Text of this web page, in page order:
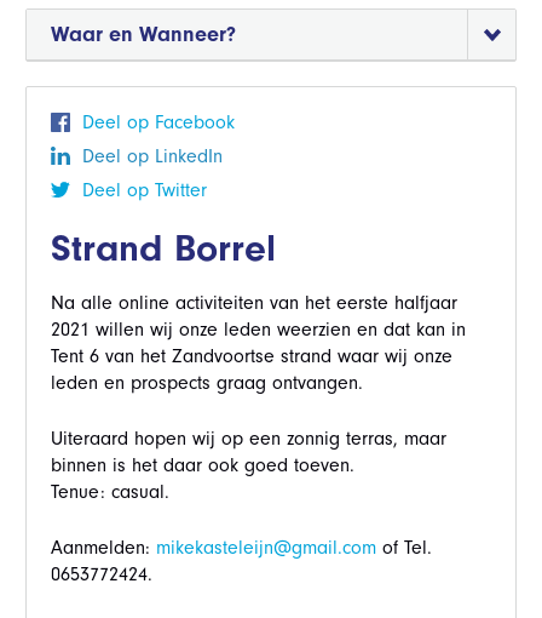
Waar en Wanneer?
Deel op Facebook
Deel op LinkedIn
Deel op Twitter
Strand Borrel
Na alle online activiteiten van het eerste halfjaar
2021 willen wij onze leden weerzien en dat kan in
Tent 6 van het Zandvoortse strand waar wij onze
leden en prospects graag ontvangen.
Uiteraard hopen wij op een zonnig terras, maar
binnen is het daar ook goed toeven.
Tenue: casual.
Aanmelden: mikekasteleijn@gmail.com of Tel.
0653772424.